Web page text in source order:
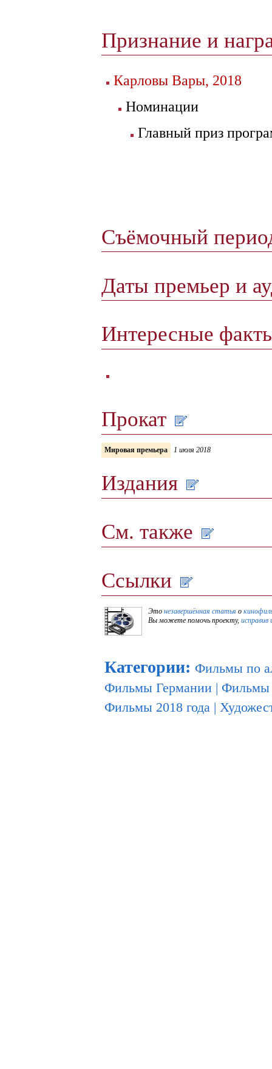
Признание и
Карловы Вары, 2018
Номинации
Главный приз
Съёмочный
Даты премьер и
Интересные
Прокат
Мировая премьера 1 июля 2018
Издания
См. также
Ссылки
Это незавершённая статья о
Вы можете помочь проекту, исправив
Категории: Фильмы по
Фильмы Германии | Фильмы
Фильмы 2018 года |